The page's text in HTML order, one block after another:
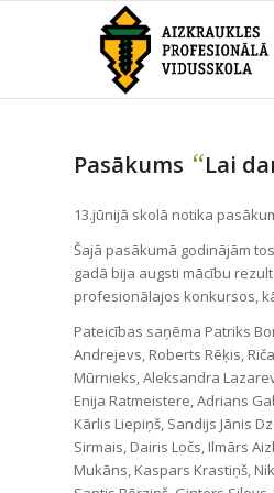
Pasākums “Lai
13.jūnijā skolā notika
Šajā pasākumā godinājām
gadā bija augsti mācību
profesionālajos konkursos,
Pateicības saņēma Patriks
Andrejevs, Roberts Rēķis,
Mūrnieks, Aleksandra
Enija Ratmeistere, Adrians
Kārlis Liepiņš, Sandijs Jānis
Sirmais, Dairis Ločs, Ilmārs
Mukāns, Kaspars Krastiņš,